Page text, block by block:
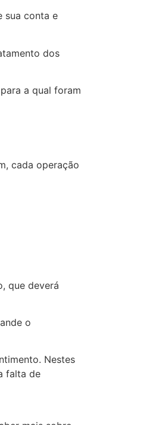
sua conta e
dos
a qual foram
cada operação
que deverá
o
Nestes
falta de